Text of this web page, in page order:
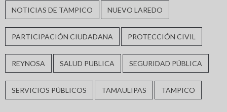
NOTICIAS DE TAMPICO NUEVO LAREDO
PARTICIPACIÓN CIUDADANA PROTECCIÓN CIVIL
REYNOSA SALUD PUBLICA SEGURIDAD PÚBLICA
SERVICIOS PÚBLICOS TAMAULIPAS TAMPICO